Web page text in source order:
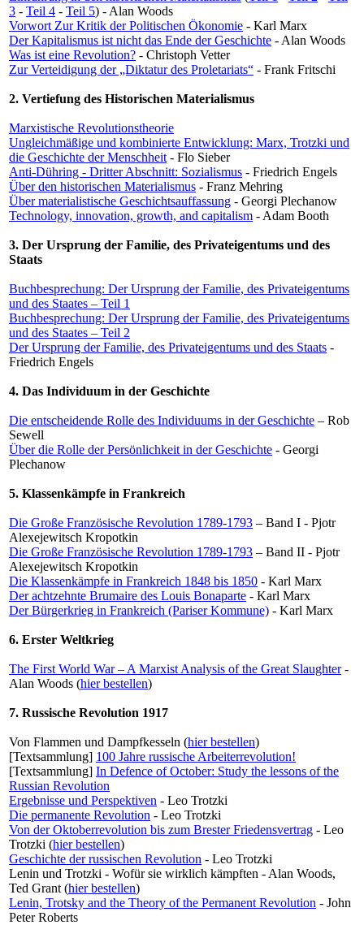
3 - Teil 4 - Teil 5) - Alan Woods
Vorwort Zur Kritik der Politischen Ökonomie - Karl Marx
Der Kapitalismus ist nicht das Ende der Geschichte - Alan Woods
Was ist eine Revolution? - Christoph Vetter
Zur Verteidigung der „Diktatur des Proletariats“ - Frank Fritschi
2. Vertiefung des Historischen Materialismus
Marxistische Revolutionstheorie
Ungleichmäßige und kombinierte Entwicklung: Marx, Trotzki und
die Geschichte der Menschheit - Flo Sieber
Anti-Dühring - Dritter Abschnitt: Sozialismus - Friedrich Engels
Über den historischen Materialismus - Franz Mehring
Über materialistische Geschichtsauffassung - Georgi Plechanow
Technology, innovation, growth, and capitalism - Adam Booth
3. Der Ursprung der Familie, des Privateigentums und des
Staats
Buchbesprechung: Der Ursprung der Familie, des Privateigentums
und des Staates – Teil 1
Buchbesprechung: Der Ursprung der Familie, des Privateigentums
und des Staates – Teil 2
Der Ursprung der Familie, des Privateigentums und des Staats -
Friedrich Engels
4. Das Individuum in der Geschichte
Die entscheidende Rolle des Individuums in der Geschichte – Rob
Sewell
Über die Rolle der Persönlichkeit in der Geschichte - Georgi
Plechanow
5. Klassenkämpfe in Frankreich
Die Große Französische Revolution 1789-1793 – Band I - Pjotr
Alexejewitsch Kropotkin
Die Große Französische Revolution 1789-1793 – Band II - Pjotr
Alexejewitsch Kropotkin
Die Klassenkämpfe in Frankreich 1848 bis 1850 - Karl Marx
Der achtzehnte Brumaire des Louis Bonaparte - Karl Marx
Der Bürgerkrieg in Frankreich (Pariser Kommune) - Karl Marx
6. Erster Weltkrieg
The First World War – A Marxist Analysis of the Great Slaughter-
Alan Woods (hier bestellen)
7. Russische Revolution 1917
Von Flammen und Dampfkesseln (hier bestellen)
[Textsammlung] 100 Jahre russische Arbeiterrevolution!
[Textsammlung] In Defence of October: Study the lessons of the
Russian Revolution
Ergebnisse und Perspektiven - Leo Trotzki
Die permanente Revolution - Leo Trotzki
Von der Oktoberrevolution bis zum Brester Friedensvertrag - Leo
Trotzki (hier bestellen)
Geschichte der russischen Revolution - Leo Trotzki
Lenin und Trotzki - Wofür sie wirklich kämpften - Alan Woods,
Ted Grant (hier bestellen)
Lenin, Trotsky and the Theory of the Permanent Revolution - John
Peter Roberts